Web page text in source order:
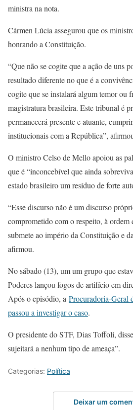
ministra na nota.
Cármen Lúcia assegurou que os
honrando a Constituição.
“Que não se cogite que a ação de uns
resultado diferente no que é a
cogite que se instalará algum temor ou
magistratura brasileira. Este tribunal é
permanecerá presente e atuante,
institucionais com a República”,
O ministro Celso de Mello apoiou as
que é “inconcebível que ainda
estado brasileiro um resíduo de forte
“Esse discurso não é um discurso
comprometido com o respeito, à ordem
submete ao império da Constituição e
afirmou.
No sábado (13), um um grupo que
Poderes lançou fogos de artifício em
Após o episódio, a Procuradoria-Geral
passou a investigar o caso.
O presidente do STF, Dias Toffoli,
sujeitará a nenhum tipo de ameaça”.
Categorias: Política
Deixar um